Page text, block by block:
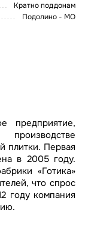
Кратно поддонам
Подолино - МО
предприятие,
плитки. Первая
в 2005 году.
«Готика»
что спрос
году компания